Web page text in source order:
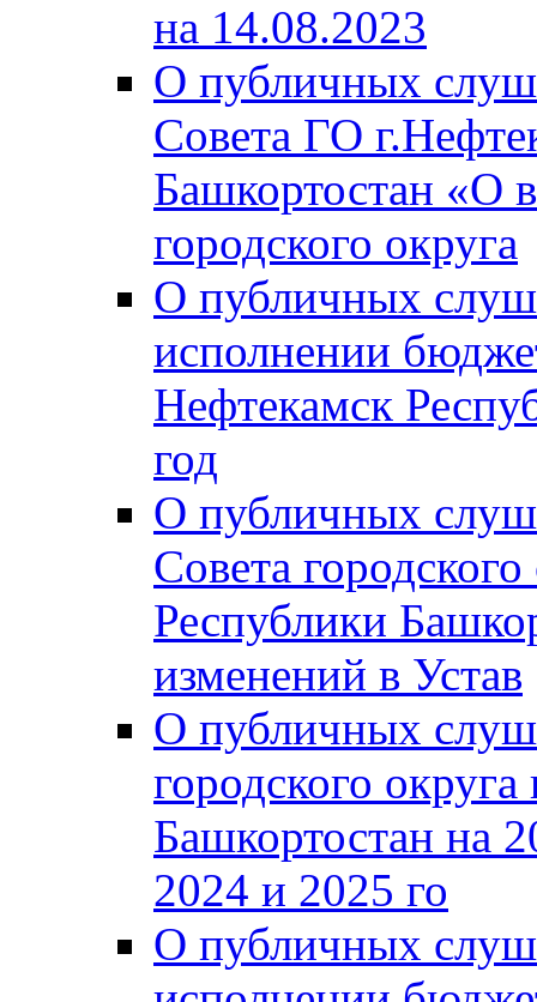
на 14.08.2023
О публичных
Совета ГО
Башкортостан «О
городского округа
О публичных
исполнении
Нефтекамск
год
О публичных
Совета
Республики
изменений в Устав
О публичных
городского
Башкортостан на
2024 и 2025 го
О публичных